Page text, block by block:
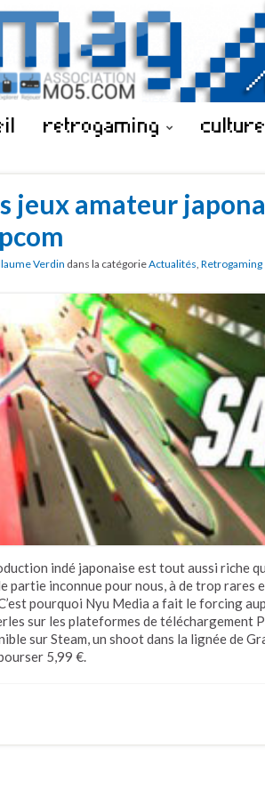
retrogaming culture
jeux amateur
Verdin dans la catégorieActualités, Retrogaming
indé japonaise est tout aussi riche
partie inconnue pour nous, à de trop rares
pourquoi Nyu Media a fait le forcing
sur les plateformes de téléchargement
sur Steam, un shoot dans la lignée de
5,99 €.